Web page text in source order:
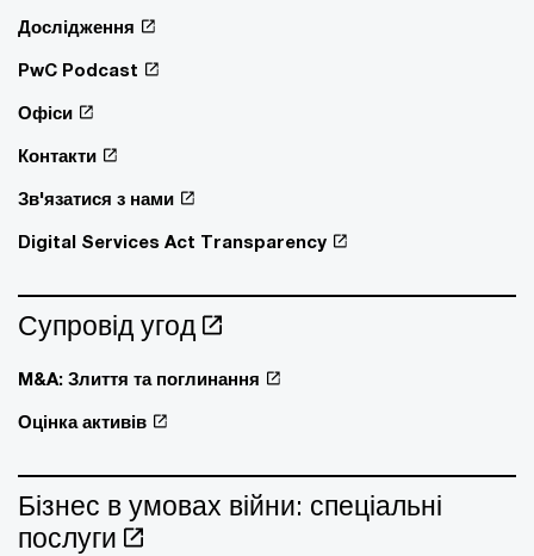
Дослідження
PwC Podcast
Офіси
Контакти
Зв'язатися з нами
Digital Services Act Transparency
Супровід угод
M&A: Злиття та поглинання
Оцінка активів
Бізнес в умовах війни: спеціальні
послуги